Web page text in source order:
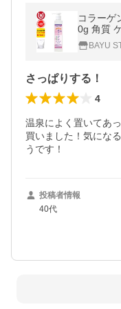
コラーゲ
0g 角質
爆買BAYU
さっぱりする！
4
温泉によく置いてあ
買いました！気にな
うです！
投稿者情報
40代